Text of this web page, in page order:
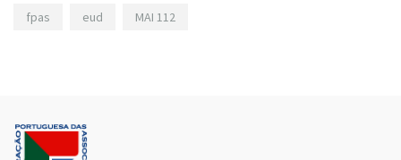
fpas eud MAI 112